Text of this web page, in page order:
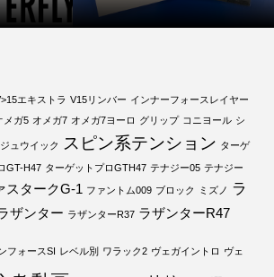
エキストラ V15リンバー インナーフォースレイヤー
メガ5 オメガ7 オメガ7ヨーロ グリップ コニヨール シ
ジュウイック スピン系テンション ターゲ
GT-H47 ターゲットプロGTH47 テナジー05 テナジー
スタークG-1 ファントム009 ブロック ミズノ ラ
ザンター ラザンターR37 ラザンターR47
フォースSI レベル別 ワラック2 ヴェガイントロ ヴェ